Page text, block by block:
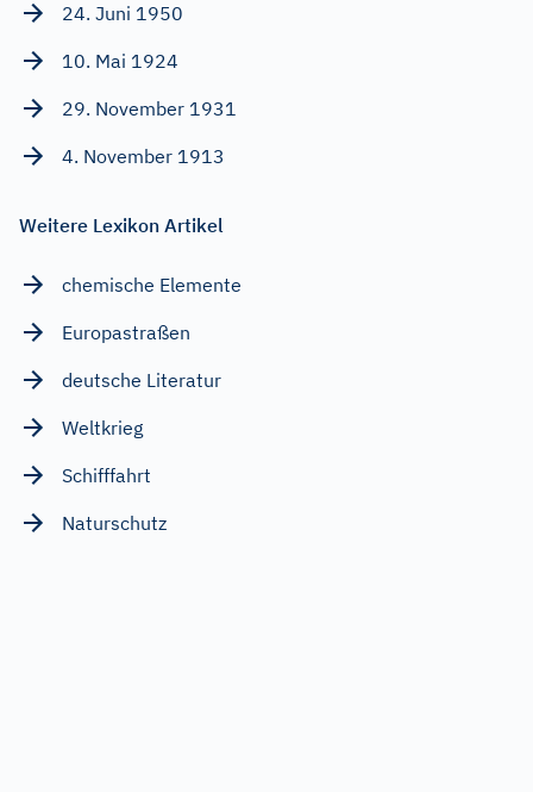
24. Juni 1950
10. Mai 1924
29. November 1931
4. November 1913
Weitere Lexikon Artikel
chemische Elemente
Europastraßen
deutsche Literatur
Weltkrieg
Schifffahrt
Naturschutz